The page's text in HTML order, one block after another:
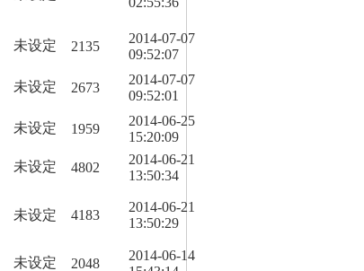
未设定 2135
2014-07-07
09:52:07
未设定 2673
2014-07-07
09:52:01
未设定 1959
2014-06-25
15:20:09
未设定 4802
2014-06-21
13:50:34
未设定 4183
2014-06-21
13:50:29
未设定 2048
2014-06-14